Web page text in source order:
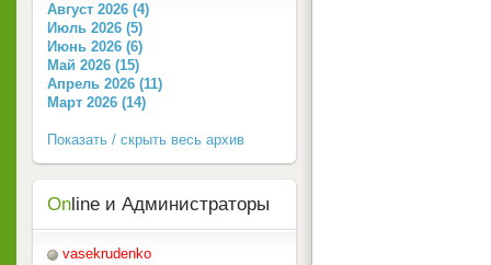
Август 2026 (4)
Июль 2026 (5)
Июнь 2026 (6)
Май 2026 (15)
Апрель 2026 (11)
Март 2026 (14)
Показать / скрыть весь архив
On line и Администраторы
vasekrudenko